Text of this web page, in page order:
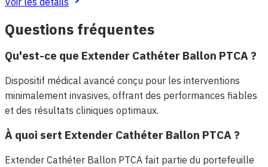
Questions fréquentes
Qu'est-ce que Extender Cathéter Ballon PTCA ?
Dispositif médical avancé conçu pour les interventions
minimalement invasives, offrant des performances fiables
et des résultats cliniques optimaux.
À quoi sert Extender Cathéter Ballon PTCA ?
Extender Cathéter Ballon PTCA fait partie du portefeuille